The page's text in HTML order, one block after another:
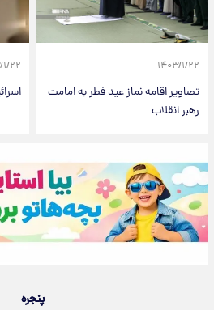
۱۴۰۳/۱/۲۲
تصاویر اقامه نماز عید فطر به امامت
رهبر انقلاب
پنجره